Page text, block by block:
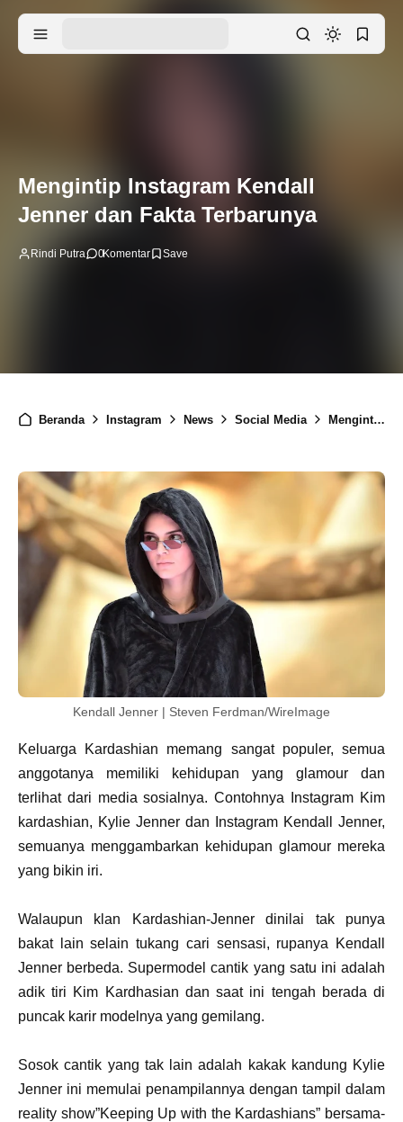
Mengintip Instagram Kendall
Jenner dan Fakta Terbarunya
Rindi Putra 0Komentar
Beranda Instagram News Social Media Mengintip Instagram Kendall Jenner dan Fakta Terbarunya
Kendall Jenner | Steven Ferdman/WireImage
Keluarga Kardashian memang sangat populer, semua
anggotanya memiliki kehidupan yang glamour dan
terlihat dari media sosialnya. Contohnya Instagram Kim
kardashian, Kylie Jenner dan Instagram Kendall Jenner,
semuanya menggambarkan kehidupan glamour mereka
yang bikin iri.
Walaupun klan Kardashian-Jenner dinilai tak punya
bakat lain selain tukang cari sensasi, rupanya Kendall
Jenner berbeda. Supermodel cantik yang satu ini adalah
adik tiri Kim Kardhasian dan saat ini tengah berada di
puncak karir modelnya yang gemilang.
Sosok cantik yang tak lain adalah kakak kandung Kylie
Jenner ini memulai penampilannya dengan tampil dalam
reality show”Keeping Up with the Kardashians” bersama-